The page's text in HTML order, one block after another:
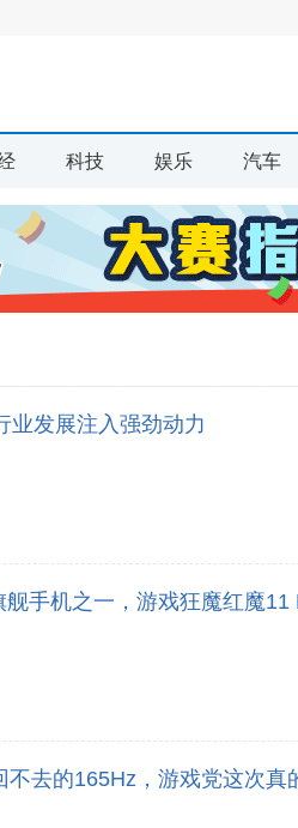
科技 娱乐 汽车
业发展注入强劲动力
手机之一，游戏狂魔红魔11
去的165Hz，游戏党这次真